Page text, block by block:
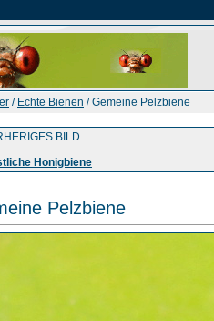
/ Echte Bienen / Gemeine Pelzbiene
BILD
Honigbiene
Pelzbiene